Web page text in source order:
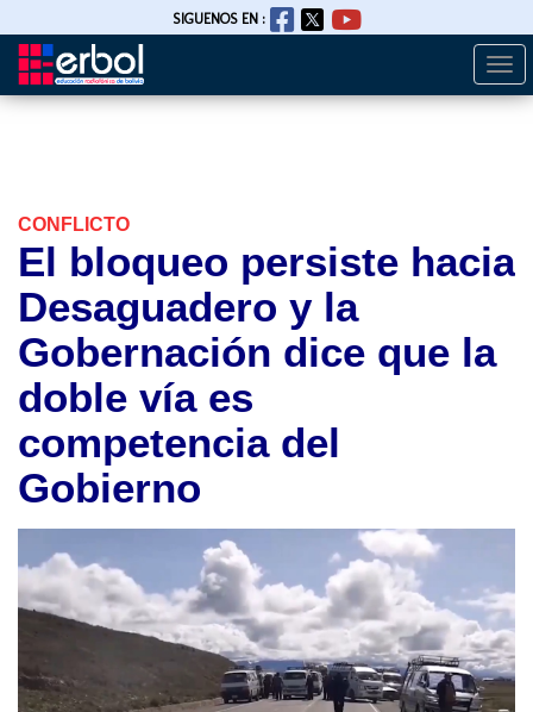
Pasar
SIGUENOS EN :
CONFLICTO
El bloqueo persiste hacia
Desaguadero y la
Gobernación dice que la
doble vía es
competencia del
Gobierno